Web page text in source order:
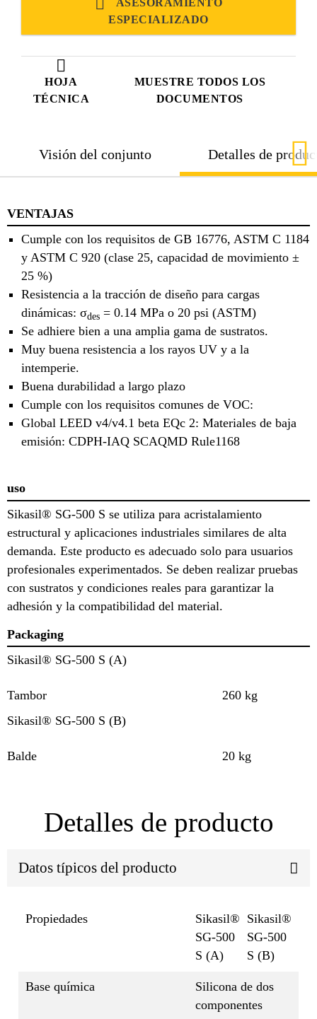
HOJA
TÉCNICA
MUESTRE TODOS LOS
DOCUMENTOS
ESPECIALIZADO
Visión del conjunto Detalles de
VENTAJAS
Cumple con los requisitos de GB 16776, ASTM C 1184
y ASTM C 920 (clase 25, capacidad de movimiento ±
25 %)
Resistencia a la tracción de diseño para cargas
dinámicas: σdes = 0.14 MPa o 20 psi (ASTM)
Se adhiere bien a una amplia gama de sustratos.
Muy buena resistencia a los rayos UV y a la
intemperie.
Buena durabilidad a largo plazo
Cumple con los requisitos comunes de VOC:
Global LEED v4/v4.1 beta EQc 2: Materiales de baja
emisión: CDPH-IAQ SCAQMD Rule1168
uso
Sikasil® SG-500 S se utiliza para acristalamiento
estructural y aplicaciones industriales similares de alta
demanda. Este producto es adecuado solo para usuarios
profesionales experimentados. Se deben realizar pruebas
con sustratos y condiciones reales para garantizar la
adhesión y la compatibilidad del material.
Packaging
Sikasil® SG-500 S (A)
Tambor
260 kg
Sikasil® SG-500 S (B)
Balde 20 kg
Detalles de producto
Datos típicos del producto
Propiedades
Sikasil®
SG-500
S (A)
Sikasil®
SG-500
S (B)
Base química
Silicona de dos
componentes